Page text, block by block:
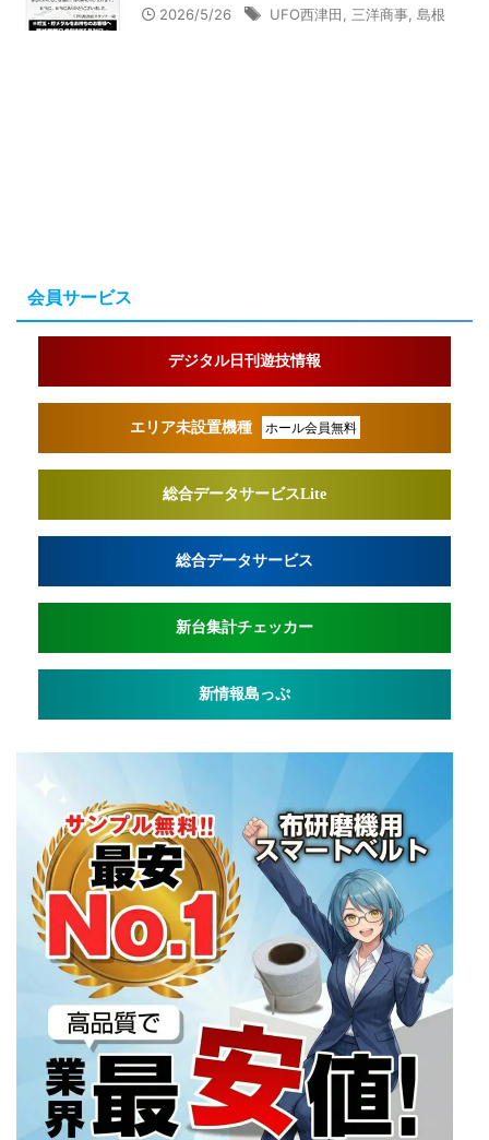
2026/5/26 UFO西津田, 三洋商事, 島根
会員サービス
デジタル日刊遊技情報
エリア未設置機種 ホール会員無料
総合データサービスLite
総合データサービス
新台集計チェッカー
新情報島っぷ